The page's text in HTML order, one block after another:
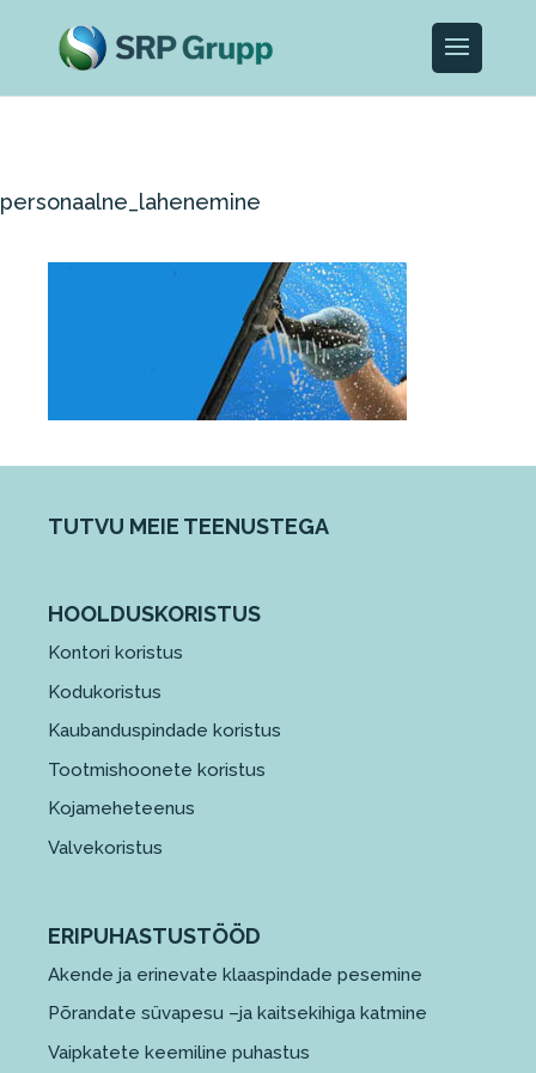
personaalne_lahenemine
TUTVU MEIE TEENUSTEGA
HOOLDUSKORISTUS
Kontori koristus
Kodukoristus
Kaubanduspindade koristus
Tootmishoonete koristus
Kojameheteenus
Valvekoristus
ERIPUHASTUSTÖÖD
Akende ja erinevate klaaspindade pesemine
Põrandate süvapesu –ja kaitsekihiga katmine
Vaipkatete keemiline puhastus